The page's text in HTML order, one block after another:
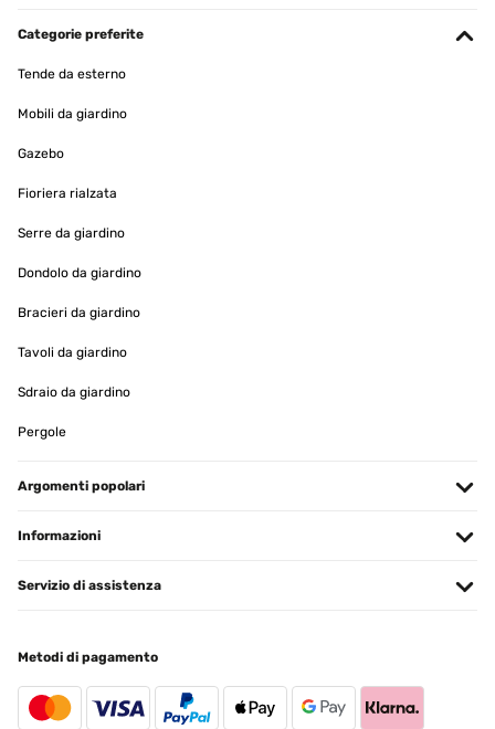
Categorie preferite
Tende da esterno
Mobili da giardino
Gazebo
Fioriera rialzata
Serre da giardino
Dondolo da giardino
Bracieri da giardino
Tavoli da giardino
Sdraio da giardino
Pergole
Argomenti popolari
Informazioni
Servizio di assistenza
Metodi di pagamento